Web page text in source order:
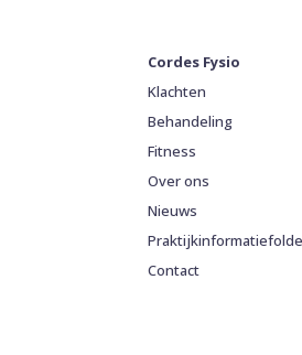
Cordes Fysio
Klachten
Behandeling
Fitness
Over ons
Nieuws
Contact